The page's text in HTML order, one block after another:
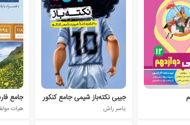
جیبی نکته‌باز شیمی جامع کنکور
یاسر راش
جامع فارسی